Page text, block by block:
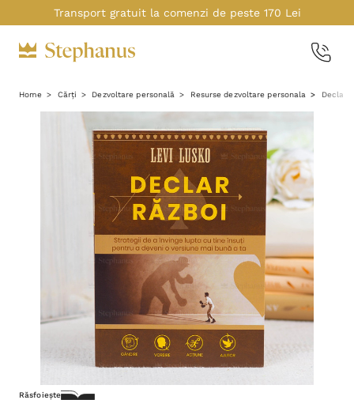
Transport gratuit la comenzi de peste 170 Lei
Home Cărți Dezvoltare personală Resurse dezvoltare personala Declar
Răsfoiește